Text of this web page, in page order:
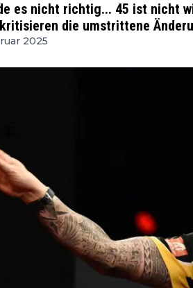
es nicht richtig... 45 ist nicht
die umstrittene
2025